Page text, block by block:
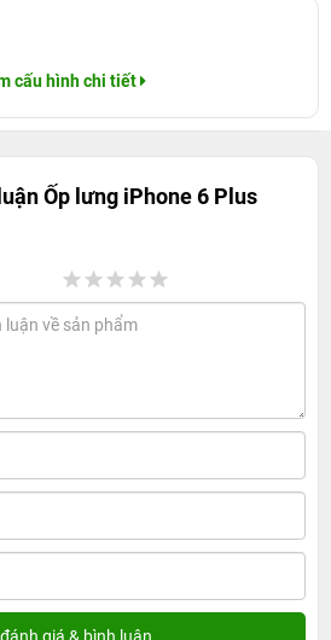
cấu hình chi tiết
Ốp lưng iPhone 6 Plus